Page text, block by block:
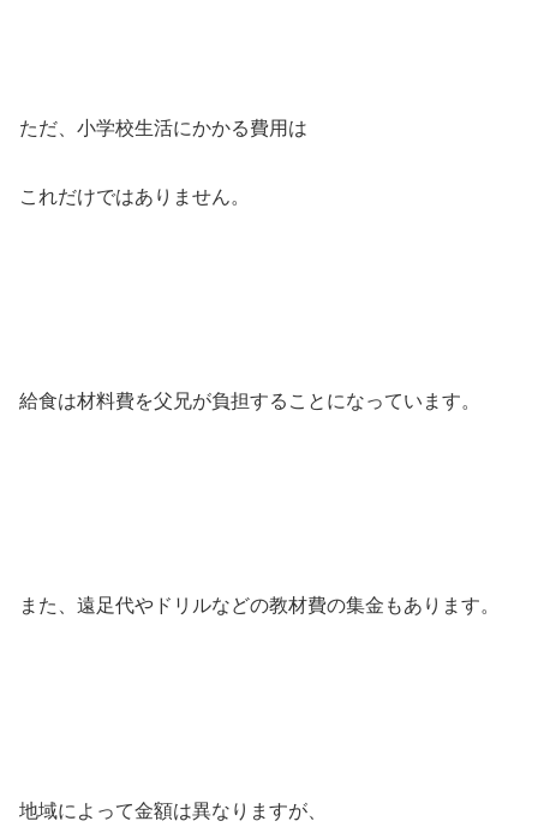
ただ、小学校生活にかかる費用は
これだけではありません。
給食は材料費を父兄が負担することになっています。
また、遠足代やドリルなどの教材費の集金もあります。
地域によって金額は異なりますが、